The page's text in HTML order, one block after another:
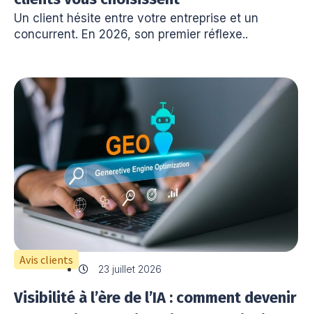
Un client hésite entre votre entreprise et un
concurrent. En 2026, son premier réflexe..
Avis clients
23 juillet 2026
Visibilité à l’ère de l’IA : comment devenir